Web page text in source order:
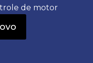
de motor